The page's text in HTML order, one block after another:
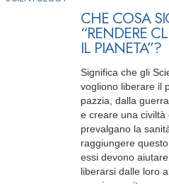
CHE COSA
“RENDERE
IL PIANETA”?
Significa che gli
vogliono liberare il
pazzia, dalla
e creare una civiltà
prevalgano la
raggiungere
essi devono
liberarsi dalle loro